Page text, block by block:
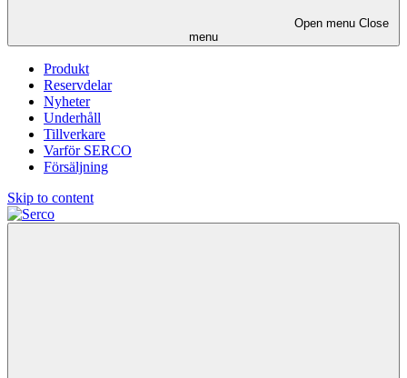
Open menu Close
menu
Produkt
Reservdelar
Nyheter
Underhåll
Tillverkare
Varför SERCO
Försäljning
Skip to content